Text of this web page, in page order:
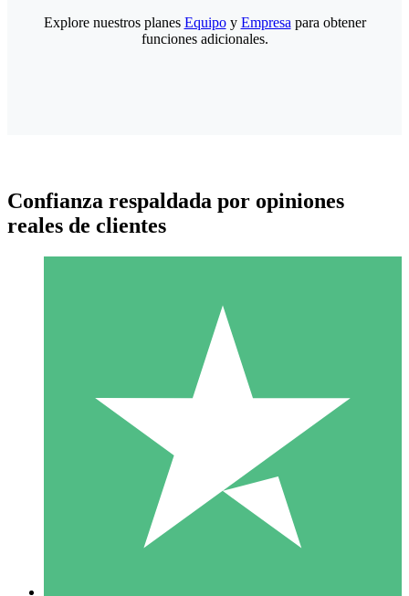
Paquetes de Créditos Individuales
Paga según el uso con créditos de descarga. Sin compromiso
10 00
Explore nuestros planes Equipoy Empresa para obtener
funciones adicionales.
Confianza respaldada por opiniones
reales de clientes